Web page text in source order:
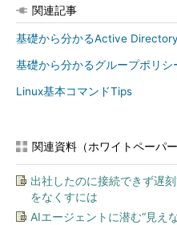
関連記事
基礎から分かるActive
基礎から分かるグループポリシ
Linux基本コマンドTips
関連資料（ホワイトペーパー
出社したのに接続できず遅
をなくすには
AIエージェントに潜む“見え